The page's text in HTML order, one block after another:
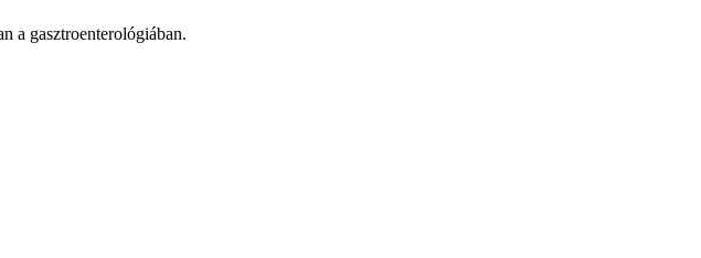
a gasztroenterológiában.